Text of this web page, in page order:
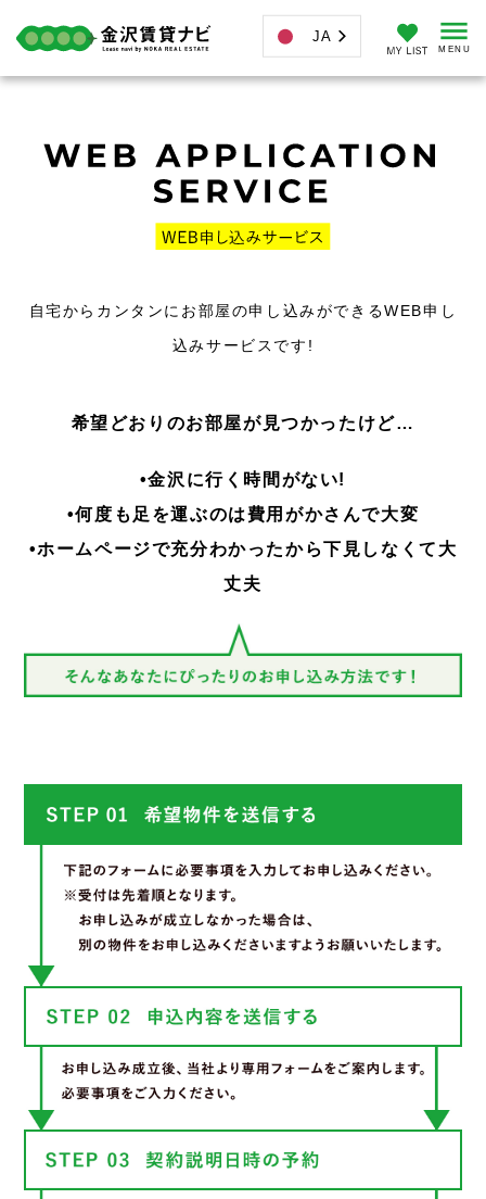
JA
自宅からカンタンにお部屋の申し込みができるWEB申し
込みサービスです!
希望どおりのお部屋が見つかったけど…
•金沢に行く時間がない!
•何度も足を運ぶのは費用がかさんで大変
•ホームページで充分わかったから下見しなくて大
丈夫